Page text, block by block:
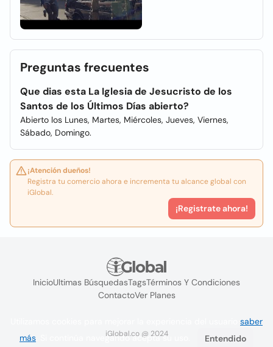
Preguntas frecuentes
Que dias esta La Iglesia de Jesucristo de los
Santos de los Últimos Días abierto?
Abierto los Lunes, Martes, Miércoles, Jueves, Viernes,
Sábado, Domingo.
¡Atención dueños!
Registra tu comercio ahora e incrementa tu alcance global con
iGlobal.
¡Registrate ahora!
InicioUltimas BúsquedasTagsTérminos Y Condiciones
ContactoVer Planes
iGlobal.co @ 2024
saber
más . Si continúa navegando acepta su uso. Entendido